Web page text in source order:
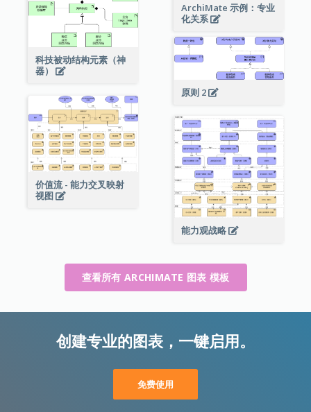
ArchiMate 示例：专业
化关系
科技被动结构元素（神
器）
原则 2
价值流 - 能力交叉映射
视图
能力观战略
查看所有 ARCHIMATE 图表 模板
创建专业的图表，一键启用。
免费使用